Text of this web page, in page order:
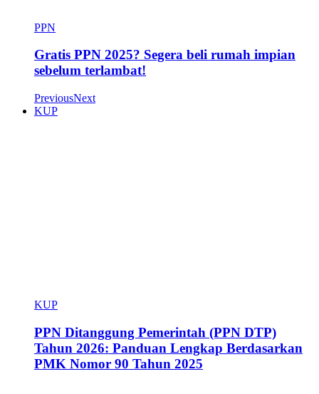
PPN
Gratis PPN 2025? Segera beli rumah impian
sebelum terlambat!
PreviousNext
KUP
KUP
PPN Ditanggung Pemerintah (PPN DTP)
Tahun 2026: Panduan Lengkap Berdasarkan
PMK Nomor 90 Tahun 2025